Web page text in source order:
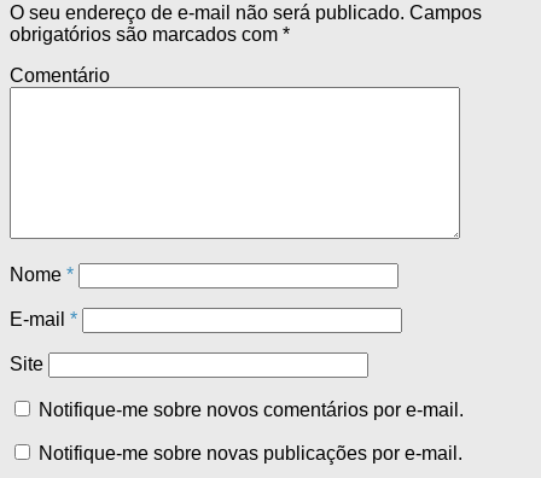
O seu endereço de e-mail não será publicado. Campos
obrigatórios são marcados com *
Comentário
Nome *
E-mail *
Site
Notifique-me sobre novos comentários por e-mail.
Notifique-me sobre novas publicações por e-mail.